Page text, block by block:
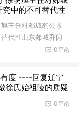
中的不可替代性
主任对郯城豹公墩
代性山东郯城乔闪
先生撰文，对山东
的论点并无新意，
0评论
度 ----回复辽宁
徐氏始祖陵的质疑
0评论